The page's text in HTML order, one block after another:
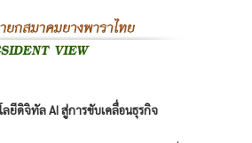
ลยีดิจิทัล AI สู่การขับเคลื่อนธุรกิจ